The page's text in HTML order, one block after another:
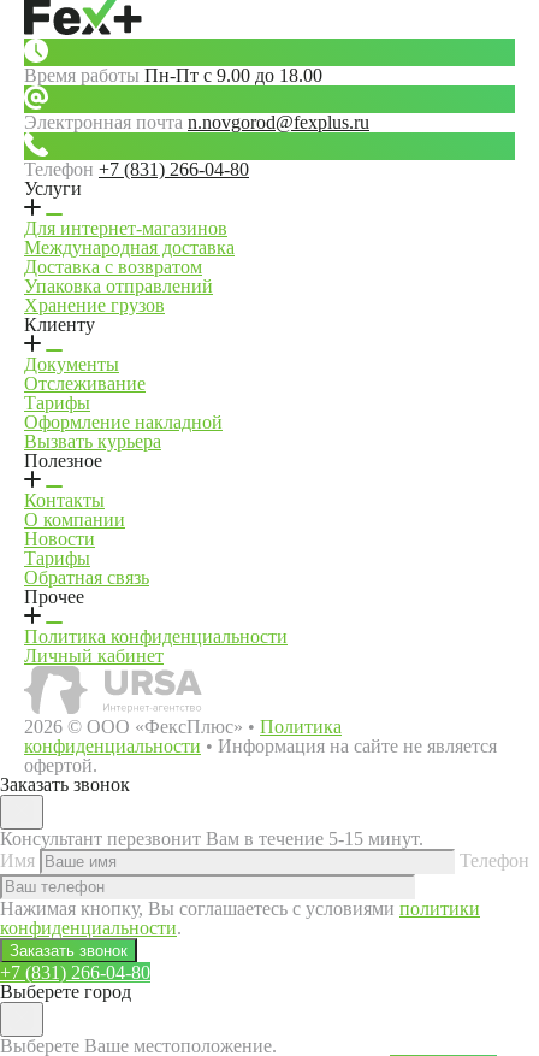
Время работы Пн-Пт с 9.00 до 18.00
Электронная почта n.novgorod@fexplus.ru
Телефон +7 (831) 266-04-80
Услуги
Для интернет-магазинов
Международная доставка
Доставка с возвратом
Упаковка отправлений
Хранение грузов
Клиенту
Документы
Отслеживание
Тарифы
Оформление накладной
Вызвать курьера
Полезное
Контакты
О компании
Новости
Тарифы
Обратная связь
Прочее
Политика конфиденциальности
Личный кабинет
2026 © ООО «ФексПлюс» • Политика
конфиденциальности • Информация на сайте не является
офертой.
Заказать звонок
Консультант перезвонит Вам в течение 5-15 минут.
Имя
Телефон
Нажимая кнопку, Вы соглашаетесь с условиями политики
конфиденциальности.
+7 (831) 266-04-80
Выберете город
Выберете Ваше местоположение.